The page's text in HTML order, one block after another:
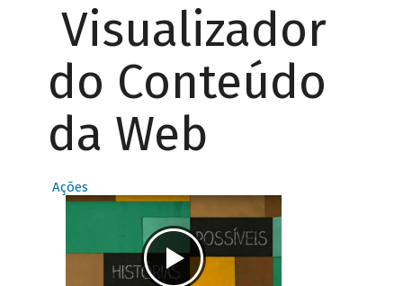
Visualizador
do Conteúdo
da Web
Ações